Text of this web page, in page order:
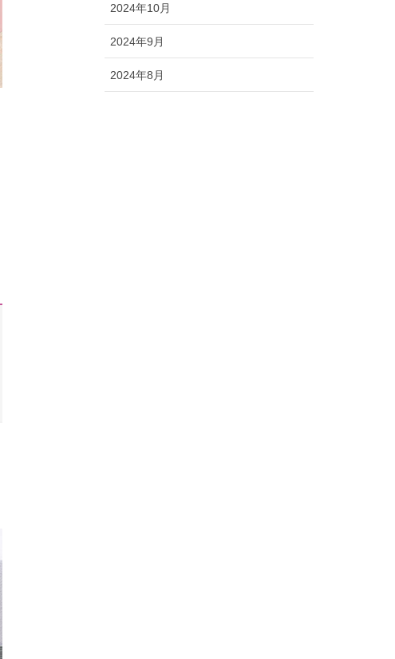
2024年10月
2024年9月
2024年8月